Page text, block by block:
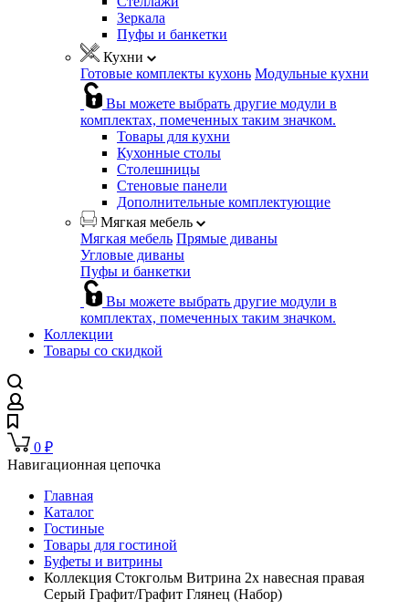
Зеркала
Пуфы и банкетки
Кухни
Готовые комплекты кухонь Модульные кухни
Вы можете выбрать другие модули в
комплектах, помеченных таким значком.
Товары для кухни
Кухонные столы
Столешницы
Стеновые панели
Дополнительные комплектующие
Мягкая мебель
Мягкая мебель Прямые диваны
Угловые диваны
Пуфы и банкетки
Вы можете выбрать другие модули в
комплектах, помеченных таким значком.
Коллекции
Товары со скидкой
0 ₽
Навигационная цепочка
Главная
Каталог
Гостиные
Товары для гостиной
Буфеты и витрины
Коллекция Стокгольм Витрина 2х навесная правая
Серый Графит/Графит Глянец (Набор)